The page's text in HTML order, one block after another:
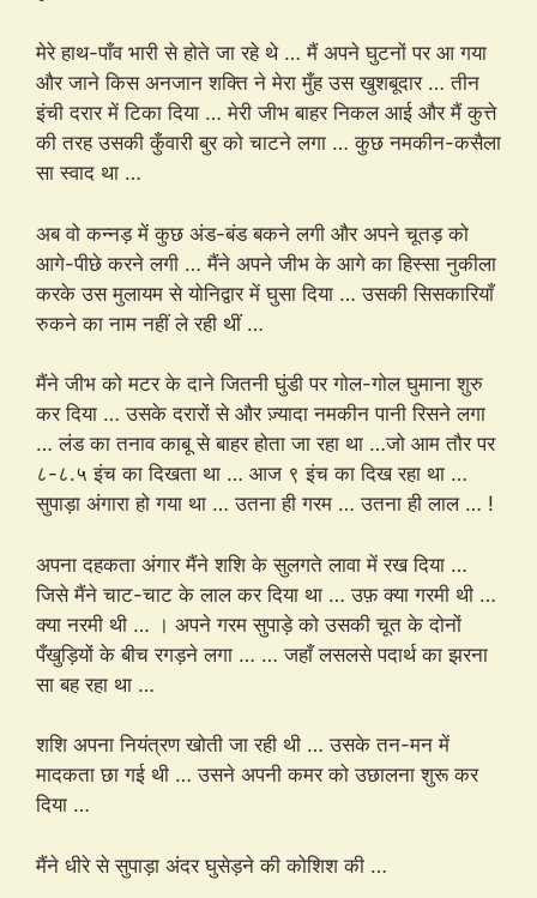
मेरे हाथ-पाँव भारी से होते जा रहे थे … मैं अपने घुटनों पर आ गया
और जाने किस अनजान शक्ति ने मेरा मुँह उस खुशबूदार … तीन
इंची दरार में टिका दिया … मेरी जीभ बाहर निकल आई और मैं कुत्ते
की तरह उसकी कुँवारी बुर को चाटने लगा … कुछ नमकीन-कसैला
सा स्वाद था …
अब वो कन्नड़ में कुछ अंड-बंड बकने लगी और अपने चूतड़ को
आगे-पीछे करने लगी … मैंने अपने जीभ के आगे का हिस्सा नुकीला
करके उस मुलायम से योनिद्वार में घुसा दिया … उसकी सिसकारियाँ
रुकने का नाम नहीं ले रही थीं …
मैंने जीभ को मटर के दाने जितनी घुंडी पर गोल-गोल घुमाना शुरु
कर दिया … उसके दरारों से और ज़्यादा नमकीन पानी रिसने लगा
… लंड का तनाव काबू से बाहर होता जा रहा था …जो आम तौर पर
८-८.५ इंच का दिखता था … आज ९ इंच का दिख रहा था …
सुपाड़ा अंगारा हो गया था … उतना ही गरम … उतना ही लाल … !
अपना दहकता अंगार मैंने शशि के सुलगते लावा में रख दिया …
जिसे मैंने चाट-चाट के लाल कर दिया था … उफ़ क्या गरमी थी …
क्या नरमी थी … । अपने गरम सुपाड़े को उसकी चूत के दोनों
पँखुड़ियों के बीच रगड़ने लगा … … जहाँ लसलसे पदार्थ का झरना
सा बह रहा था …
शशि अपना नियंत्रण खोती जा रही थी … उसके तन-मन में
मादकता छा गई थी … उसने अपनी कमर को उछालना शुरू कर
दिया …
मैंने धीरे से सुपाड़ा अंदर घुसेड़ने की कोशिश की …